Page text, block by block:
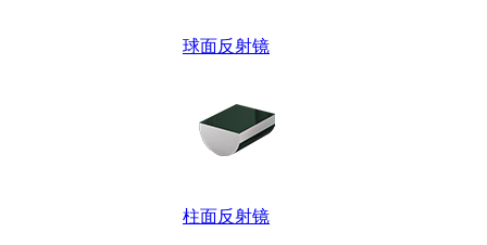
球面反射镜
柱面反射镜